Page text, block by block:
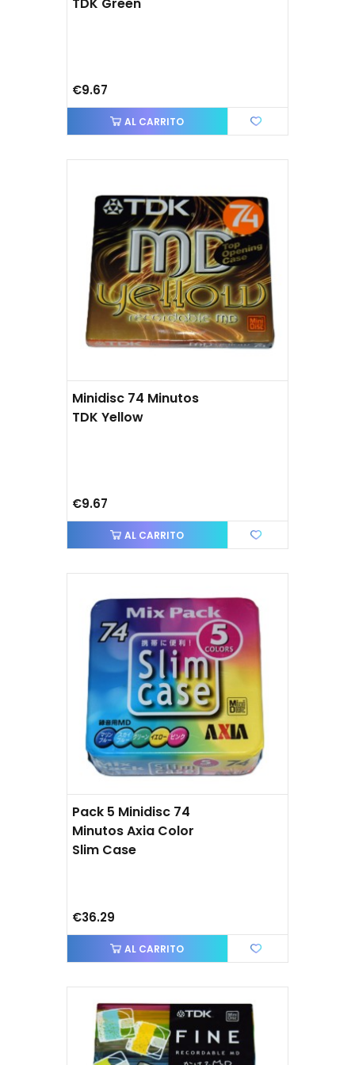
€9.67
AL CARRITO
Minidisc 74 Minutos
TDK Yellow
€9.67
AL CARRITO
Pack 5 Minidisc 74
Minutos Axia Color
Slim Case
€36.29
AL CARRITO